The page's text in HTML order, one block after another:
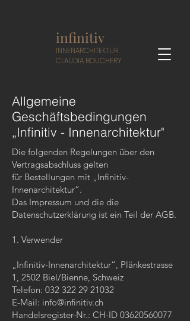
infinitiv
INNENARCHITEKTUR
CLAUDIA BOUCHERY
Allgemeine
Geschäftsbedingungen
„Infinitiv - Innenarchitektur"
Die folgenden Regelungen über den
Vertragsabschluss gelten
für Bestellungen mit „Infinitiv-
Innenarchitektur“.
Das Impressum und die die
Datenschutzerklärung ist ein Teil der AGB.
1. Verwender
„Infinitiv-Innenarchitektur“, Plänkestrasse
1, 2502 Biel/Bienne, Schweiz
Telefon: 032 322 29 21032
E-Mail: info@infinitiv.ch
Handelsregister-Nr.: CH-ID 03620560077